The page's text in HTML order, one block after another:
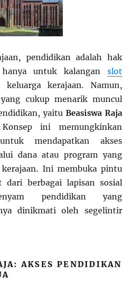
pendidikan adalah hak
untuk kalangan slot
keluarga kerajaan. Namun,
cukup menarik muncul
yaitu Beasiswa Raja
ini memungkinkan
mendapatkan akses
dana atau program yang
Ini membuka pintu
dari berbagai lapisan sosial
pendidikan yang
dinikmati oleh segelintir
AKSES PENDIDIKAN